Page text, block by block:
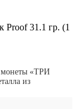
31.1 гр. (1
монеты «ТРИ
из